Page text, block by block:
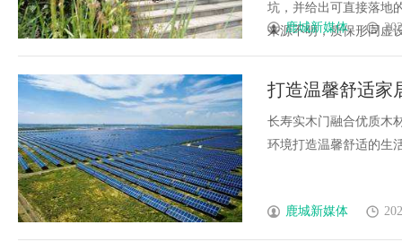
坑，并给出可直接落地
来源不明，质保形同虚
鹿城新媒体
打造温馨舒适
长寿实木门融合优质木
环境打造温馨舒适的生
鹿城新媒体